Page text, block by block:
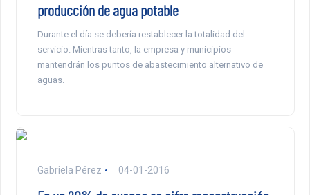
producción de agua potable
Durante el día se debería restablecer la totalidad del
servicio. Mientras tanto, la empresa y municipios
mantendrán los puntos de abastecimiento alternativo de
aguas.
Gabriela Pérez 04-01-2016